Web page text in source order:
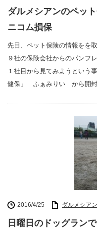
ダルメシアンのペッ
ニコム損保
先日、ペット保険の情報をを
９社の保険会社からのパンフ
１社目から見てみようという
健保」 ふぁみりい から開
2016/4/25 ダルメシア
日曜日のドッグラン